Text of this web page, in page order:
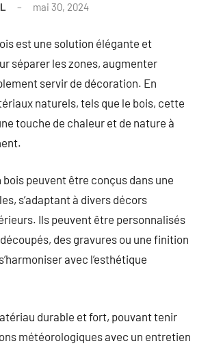
mai 30, 2024
est une solution élégante et
séparer les zones, augmenter
servir de décoration. En
naturels, tels que le bois, cette
touche de chaleur et de nature à
peuvent être conçus dans une
s’adaptant à divers décors
Ils peuvent être personnalisés
des gravures ou une finition
avec l’esthétique
durable et fort, pouvant tenir
météorologiques avec un entretien